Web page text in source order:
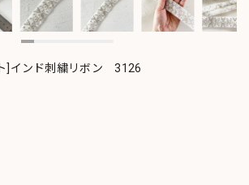
]インド刺繍リボン 3126